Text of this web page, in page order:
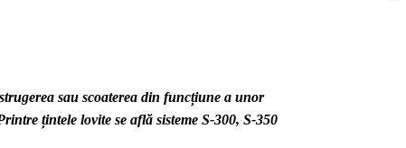
sau scoaterea din funcțiune a unor
țintele lovite se află sisteme S-300, S-350